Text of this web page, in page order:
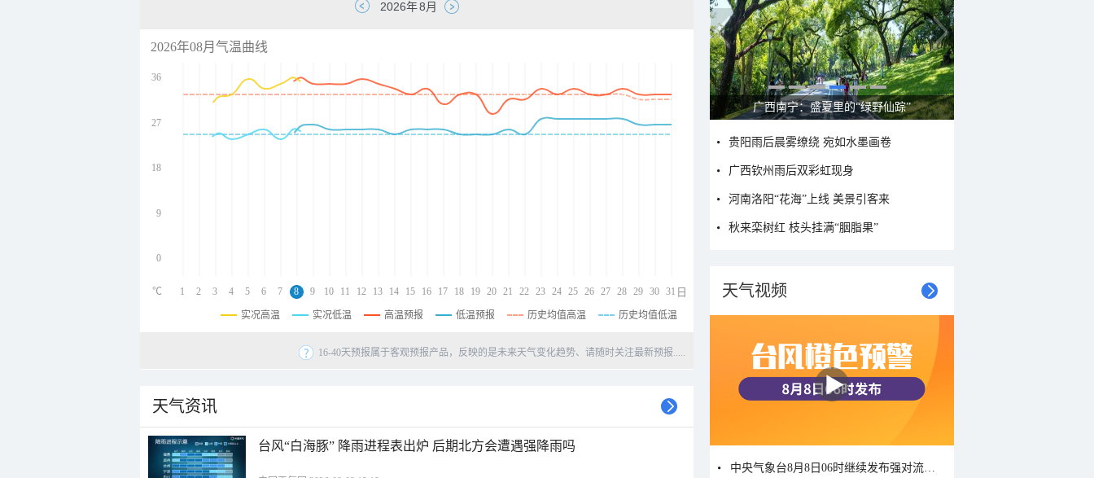
2026年08月气温曲线
36
27
18
9
0
1 2 3 4 5 6 7 8 9 10 11 12 13 14 15 16 17 18 19 20 21 22 23 24 25 26 27 28 29 30 31
℃ 日
实况高温 实况低温 高温预报 低温预报 历史均值高温 历史均值低温
16-40天预报属于客观预报产品，反映的是未来天气变化趋势、请随时关注最新预报.....
天气资讯
台风“白海豚” 降雨进程表出炉 后期北方会遭遇强降雨吗
广西南宁：盛夏里的“绿野仙踪”
贵阳雨后晨雾缭绕 宛如水墨画卷
广西钦州雨后双彩虹现身
河南洛阳“花海”上线 美景引客来
秋来栾树红 枝头挂满“胭脂果”
天气视频